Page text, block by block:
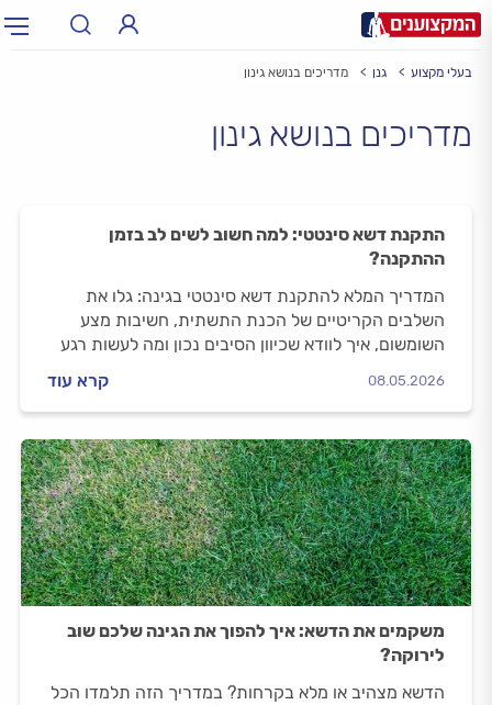
בעלי מקצוע גנן מדריכים בנושא גינון
מדריכים בנושא גינון
התקנת דשא סינטטי: למה חשוב לשים לב בזמן
ההתקנה?
המדריך המלא להתקנת דשא סינטטי בגינה: גלו את
השלבים הקריטיים של הכנת התשתית, חשיבות מצע
השומשום, איך לוודא שכיוון הסיבים נכון ומה לעשות רגע
08.05.2026 קרא עוד
משקמים את הדשא: איך להפוך את הגינה שלכם שוב
לירוקה?
הדשא מצהיב או מלא בקרחות? במדריך הזה תלמדו הכל